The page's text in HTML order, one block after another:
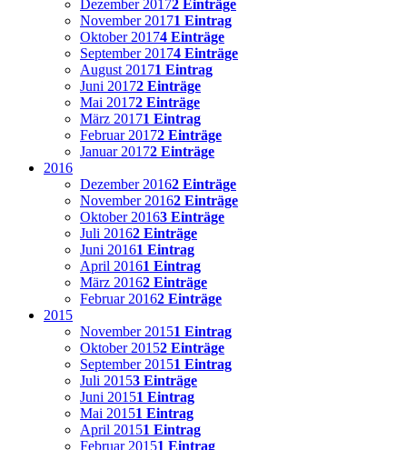
Dezember 20172 Einträge
November 20171 Eintrag
Oktober 20174 Einträge
September 20174 Einträge
August 20171 Eintrag
Juni 20172 Einträge
Mai 20172 Einträge
März 20171 Eintrag
Februar 20172 Einträge
Januar 20172 Einträge
2016
Dezember 20162 Einträge
November 20162 Einträge
Oktober 20163 Einträge
Juli 20162 Einträge
Juni 20161 Eintrag
April 20161 Eintrag
März 20162 Einträge
Februar 20162 Einträge
2015
November 20151 Eintrag
Oktober 20152 Einträge
September 20151 Eintrag
Juli 20153 Einträge
Juni 20151 Eintrag
Mai 20151 Eintrag
April 20151 Eintrag
Februar 20151 Eintrag